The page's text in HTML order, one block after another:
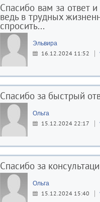
Спасибо вам за ответ
ведь в трудных
спросить...
Эльвира
16.12.2024 11:52
Спасибо за быстрый
Ольга
15.12.2024 22:17
Спасибо за
Ольга
15.12.2024 15:40